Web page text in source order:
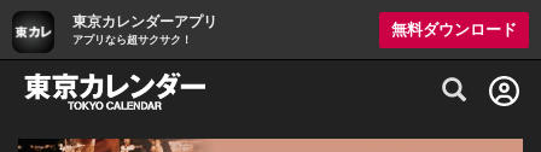
東京カレンダーアプリ
アプリなら超サクサク！
無料ダウンロード
グルメ情報・プレミアムレストラン予約